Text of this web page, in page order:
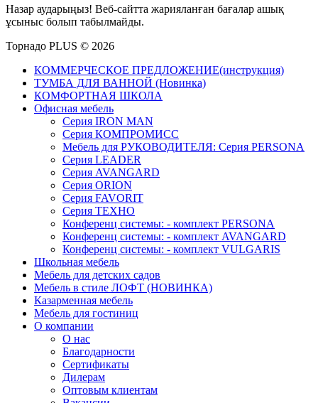
Назар аударыңыз! Веб-сайтта жарияланған бағалар ашық
ұсыныс болып табылмайды.
Торнадо PLUS © 2026
КОММЕРЧЕСКОЕ ПРЕДЛОЖЕНИЕ(инструкция)
ТУМБА ДЛЯ ВАННОЙ (Новинка)
КОМФОРТНАЯ ШКОЛА
Офисная мебель
Серия IRON MAN
Серия КОМПРОМИСС
Мебель для РУКОВОДИТЕЛЯ: Серия PERSONA
Серия LEADER
Серия AVANGARD
Серия ORION
Серия FAVORIT
Серия ТЕХНО
Конференц системы: - комплект PERSONA
Конференц системы: - комплект AVANGARD
Конференц системы: - комплект VULGARIS
Школьная мебель
Мебель для детских садов
Мебель в стиле ЛОФТ (НОВИНКА)
Казарменная мебель
Мебель для гостиниц
О компании
О нас
Благодарности
Сертификаты
Дилерам
Оптовым клиентам